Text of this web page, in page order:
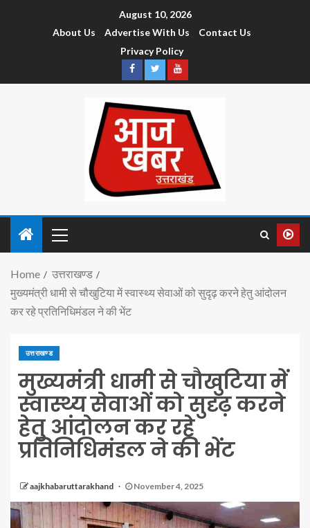
August 10, 2026
About Us
Advertise With Us
Contact Us
Privacy Policy
Home
उत्तराखण्ड
मुख्यमंत्री धामी से चौखुटिया में स्वास्थ्य सेवाओं को सुदृढ़ करने हेतु आंदोलन
कर रहे प्रतिनिधिमंडल ने की भेंट
उत्तराखण्ड
मुख्यमंत्री धामी से चौखुटिया में
स्वास्थ्य सेवाओं को सुदृढ़ करने
हेतु आंदोलन कर रहे
प्रतिनिधिमंडल ने की भेंट
aajkhabaruttarakhand November 4, 2025